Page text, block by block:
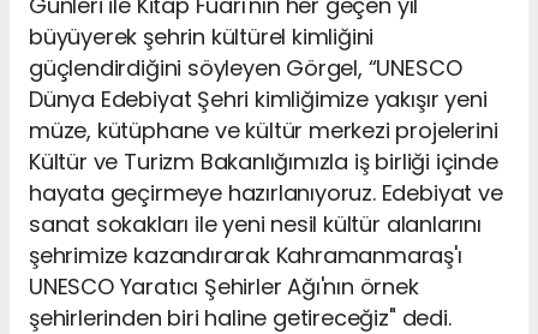
büyüyerek şehrin kültürel kimliğini
güçlendirdiğini söyleyen Görgel, “UNESCO
Dünya Edebiyat Şehri kimliğimize yakışır yeni
müze, kütüphane ve kültür merkezi projelerini
Kültür ve Turizm Bakanlığımızla iş birliği içinde
hayata geçirmeye hazırlanıyoruz. Edebiyat ve
sanat sokakları ile yeni nesil kültür alanlarını
şehrimize kazandırarak Kahramanmaraş'ı
UNESCO Yaratıcı Şehirler Ağı'nın örnek
şehirlerinden biri haline getireceğiz" dedi.